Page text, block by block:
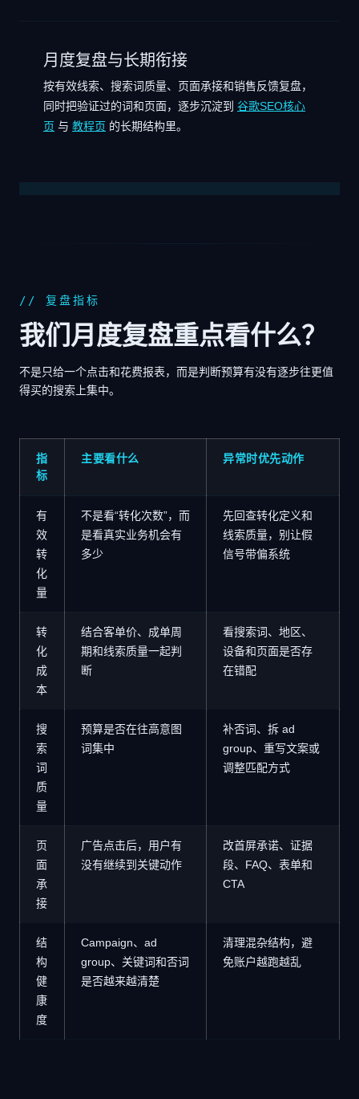
月度复盘与长期衔接
按有效线索、搜索词质量、页面承接和销售反馈复盘，
同时把验证过的词和页面，逐步沉淀到 谷歌SEO核心
页 与 教程页 的长期结构里。
// 复盘指标
我们月度复盘重点看什么？
不是只给一个点击和花费报表，而是判断预算有没有逐步往更值
得买的搜索上集中。
指
标
主要看什么 异常时优先动作
有
效
转
化
量
不是看“转化次数”，而
是看真实业务机会有
多少
先回查转化定义和
线索质量，别让假
信号带偏系统
转
化
成
本
结合客单价、成单周
期和线索质量一起判
断
看搜索词、地区、
设备和页面是否存
在错配
搜
索
词
质
量
预算是否在往高意图
词集中
补否词、拆 ad
group、重写文案或
调整匹配方式
页
面
承
接
广告点击后，用户有
没有继续到关键动作
改首屏承诺、证据
段、FAQ、表单和
CTA
结
构
健
康
度
Campaign、ad
group、关键词和否词
是否越来越清楚
清理混杂结构，避
免账户越跑越乱